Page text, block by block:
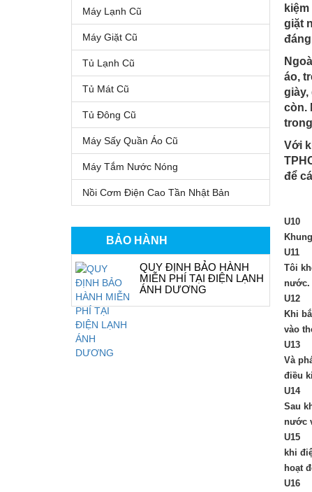
Máy Lạnh Cũ
Máy Giặt Cũ
Tủ Lạnh Cũ
Tủ Mát Cũ
Tủ Đông Cũ
Máy Sấy Quần Áo Cũ
Máy Tắm Nước Nóng
Nồi Cơm Điện Cao Tần Nhật Bản
BẢO HÀNH
QUY ĐỊNH BẢO HÀNH
MIỄN PHÍ TẠI ĐIỆN LẠNH
ÁNH DƯƠNG
giặt
áo,
giày,
còn.
Với
để
U10
U11
Tôi
nước.
U12
Khi
vào
U13
Và
điều
U14
Sau
nước
U15
khi
hoạt
U16